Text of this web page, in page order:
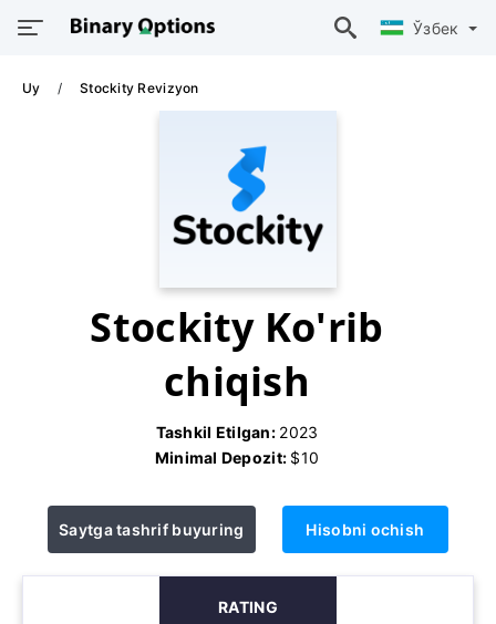
Ўзбек
Uy Stockity Revizyon
Stockity Ko'rib
chiqish
Tashkil Etilgan: 2023
Minimal Depozit: $10
Saytga tashrif buyuring Hisobni ochish
RATING